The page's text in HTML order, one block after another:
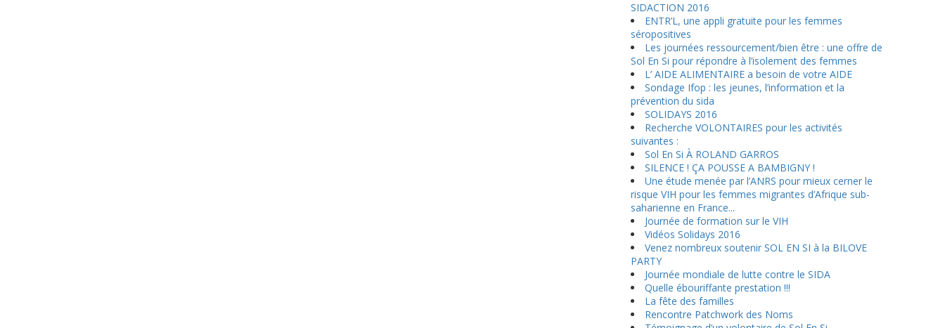
SIDACTION 2016
ENTR’L, une appli gratuite pour les femmes
séropositives
Les journées ressourcement/bien être : une offre de
Sol En Si pour répondre à l’isolement des femmes
L’ AIDE ALIMENTAIRE a besoin de votre AIDE
Sondage Ifop : les jeunes, l’information et la
prévention du sida
SOLIDAYS 2016
Recherche VOLONTAIRES pour les activités
suivantes :
Sol En Si À ROLAND GARROS
SILENCE ! ÇA POUSSE A BAMBIGNY !
Une étude menée par l’ANRS pour mieux cerner le
risque VIH pour les femmes migrantes d’Afrique sub-
saharienne en France...
Journée de formation sur le VIH
Vidéos Solidays 2016
Venez nombreux soutenir SOL EN SI à la BILOVE
PARTY
Journée mondiale de lutte contre le SIDA
Quelle ébouriffante prestation !!!
La fête des familles
Rencontre Patchwork des Noms